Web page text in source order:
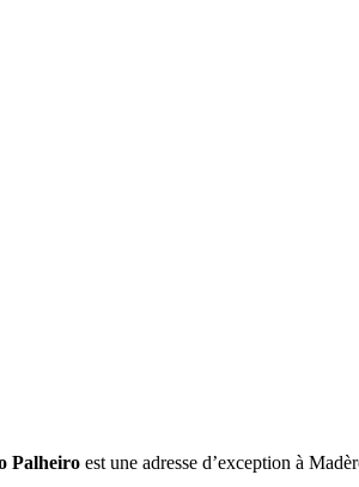
Palheiro est une adresse d’exception à